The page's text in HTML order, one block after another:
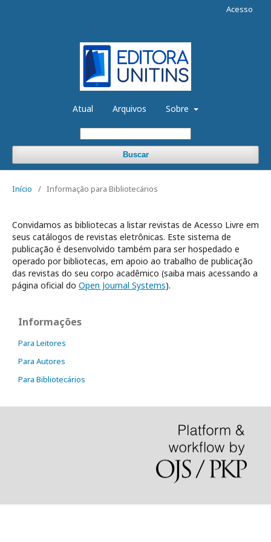
Atual Arquivos Sobre
Buscar
Acesso
Início / Informação para Bibliotecários
Convidamos as bibliotecas a listar revistas de Acesso Livre em
seus catálogos de revistas eletrônicas. Este sistema de
publicação é desenvolvido também para ser hospedado e
operado por bibliotecas, em apoio ao trabalho de publicação
das revistas do seu corpo acadêmico (saiba mais acessando a
página oficial do Open Journal Systems).
Informações
Para Leitores
Para Autores
Para Bibliotecários